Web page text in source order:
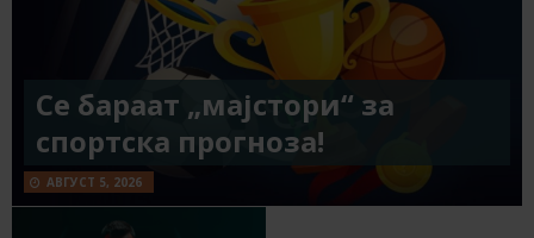
Се бараат „мајстори“ за
спортска прогноза!
АВГУСТ 5, 2026